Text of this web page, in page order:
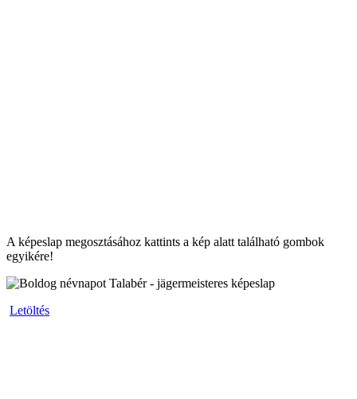
A képeslap megosztásához kattints a kép alatt található gombok
egyikére!
Letöltés